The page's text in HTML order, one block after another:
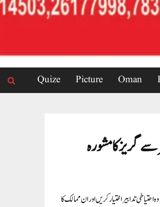
Oman
Picture
Quize
گریزکا مشورہ
تدابیراختیارکریں اوران ممالک کا